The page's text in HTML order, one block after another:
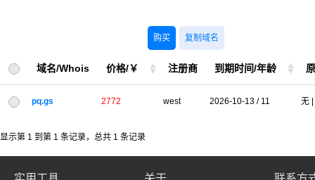
购买 复制域名
域名/Whois 价格/￥ 注册商 到期时间/年龄
pq.gs 2772 west 2026-10-13 / 11 无 |
显示第 1 到第 1 条记录，总共 1 条记录